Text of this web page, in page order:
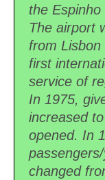
the
The airport
from
first
service of
In 1975,
increased
opened. In
changed